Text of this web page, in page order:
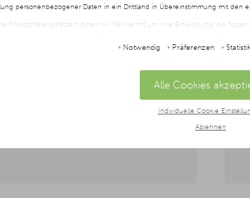
personenbezogener Daten in ein Drittland in Übereinstimmung mit den
Privatsphäre schätzen, bitten wir Sie hiermit um Ihre Einwilligung, die
später geändert oder widerrufen werden, indem Sie auf die Schaltfläche
Notwendig Präferenzen
Alle Cookies
Individuelle Cookie
Ablehnen
omdat we
geen
termijn
vereisen.
dynamisch